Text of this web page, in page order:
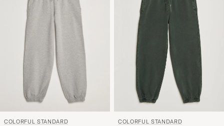
COLORFUL STANDARD COLORFUL STANDARD